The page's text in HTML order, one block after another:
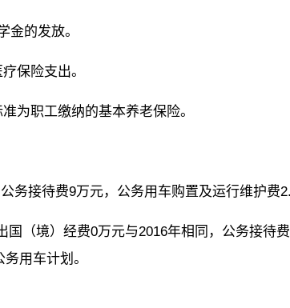
金的发放。
保险支出。
为职工缴纳的基本养老保险。
务接待费9万元，公务用车购置及运行维护费
（境）经费0万元与2016年相同，公务接待
用车计划。